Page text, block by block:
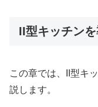
II型キッチン
この章では、II型キ
説します。